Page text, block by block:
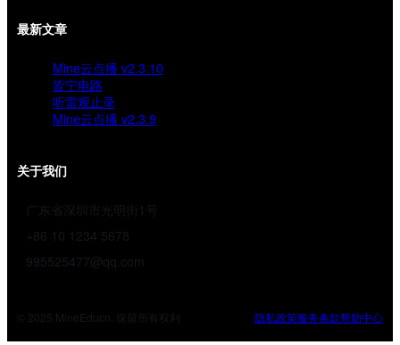
最新文章
Mine云点播 v2.3.10
皆宁电路
听雷观止录
Mine云点播 v2.3.9
关于我们
广东省深圳市光明街1号
+86 10 1234 5678
995525477@qq.com
© 2025 MineEducn. 保留所有权利 隐私政策服务条款帮助中心